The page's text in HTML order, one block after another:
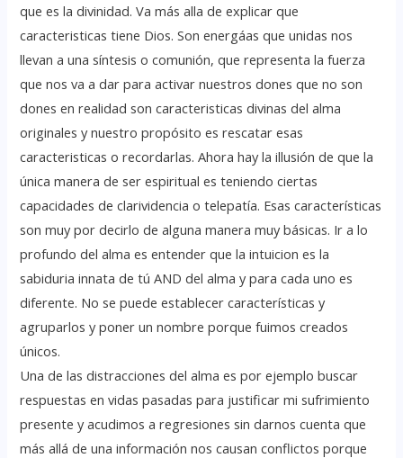
que es la divinidad. Va más alla de explicar que
caracteristicas tiene Dios. Son energáas que unidas nos
llevan a una síntesis o comunión, que representa la fuerza
que nos va a dar para activar nuestros dones que no son
dones en realidad son caracteristicas divinas del alma
originales y nuestro propósito es rescatar esas
caracteristicas o recordarlas. Ahora hay la illusión de que la
única manera de ser espiritual es teniendo ciertas
capacidades de clarividencia o telepatía. Esas características
son muy por decirlo de alguna manera muy básicas. Ir a lo
profundo del alma es entender que la intuicion es la
sabiduria innata de tú AND del alma y para cada uno es
diferente. No se puede establecer características y
agruparlos y poner un nombre porque fuimos creados
únicos.
Una de las distracciones del alma es por ejemplo buscar
respuestas en vidas pasadas para justificar mi sufrimiento
presente y acudimos a regresiones sin darnos cuenta que
más allá de una información nos causan conflictos porque